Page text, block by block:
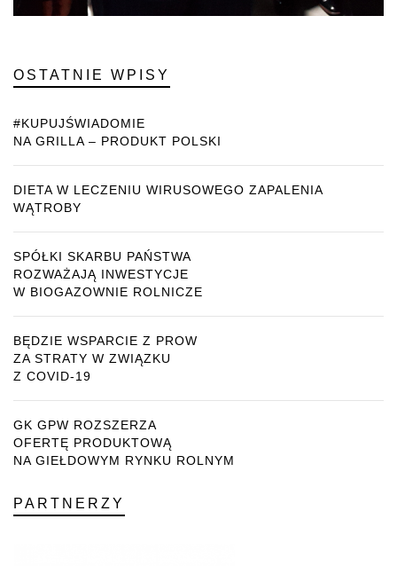
OSTATNIE WPISY
#KUPUJŚWIADOMIE
NA GRILLA – PRODUKT POLSKI
DIETA W LECZENIU WIRUSOWEGO ZAPALENIA
WĄTROBY
SPÓŁKI SKARBU PAŃSTWA
ROZWAŻAJĄ INWESTYCJE
W BIOGAZOWNIE ROLNICZE
BĘDZIE WSPARCIE Z PROW
ZA STRATY W ZWIĄZKU
Z COVID-19
GK GPW ROZSZERZA
OFERTĘ PRODUKTOWĄ
NA GIEŁDOWYM RYNKU ROLNYM
PARTNERZY